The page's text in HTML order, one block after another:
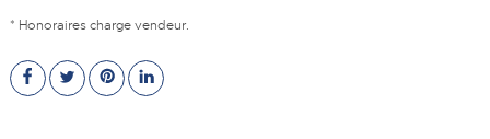
* Honoraires charge vendeur.